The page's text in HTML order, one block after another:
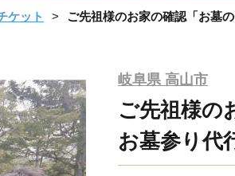
ケット ご先祖様のお家の確認「お墓
岐阜県 高山市
ご先祖様の
お墓参り代